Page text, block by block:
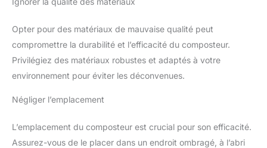
Opter pour des matériaux de mauvaise qualité peut
compromettre la durabilité et l’efficacité du composteur.
Privilégiez des matériaux robustes et adaptés à votre
environnement pour éviter les déconvenues.
Négliger l’emplacement
L’emplacement du composteur est crucial pour son efficacité.
Assurez-vous de le placer dans un endroit ombragé, à l’abri